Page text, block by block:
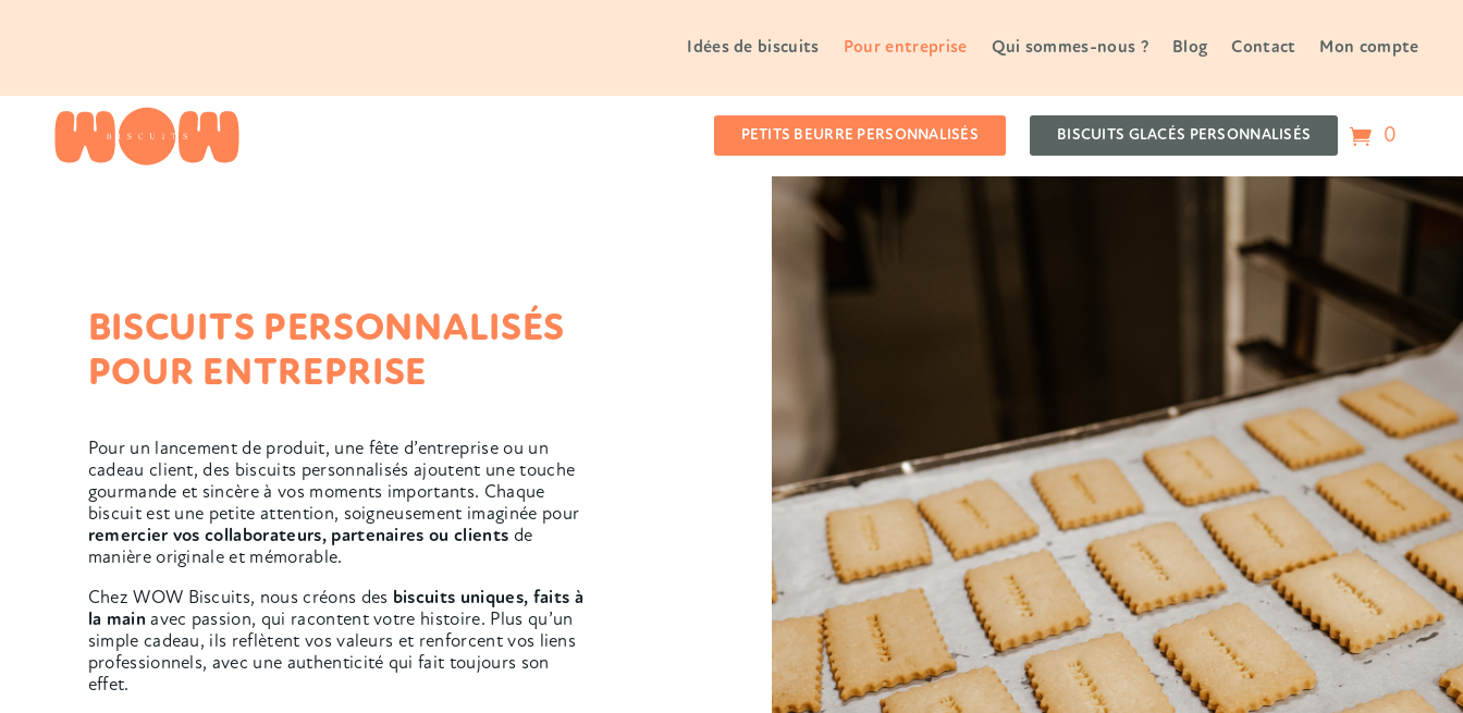
Idées de biscuits Pour entreprise Qui sommes-nous ? Blog Contact Mon compte
PETITS BEURRE PERSONNALISÉS BISCUITS GLACÉS PERSONNALISÉS 0
BISCUITS PERSONNALISÉS
POUR ENTREPRISE
Pour un lancement de produit, une fête d’entreprise ou un
cadeau client, des biscuits personnalisés ajoutent une touche
gourmande et sincère à vos moments importants. Chaque
biscuit est une petite attention, soigneusement imaginée pour
remercier vos collaborateurs, partenaires ou clients de
manière originale et mémorable.
Chez WOW Biscuits, nous créons des biscuits uniques, faits à
la main avec passion, qui racontent votre histoire. Plus qu’un
simple cadeau, ils reflètent vos valeurs et renforcent vos liens
professionnels, avec une authenticité qui fait toujours son
effet.